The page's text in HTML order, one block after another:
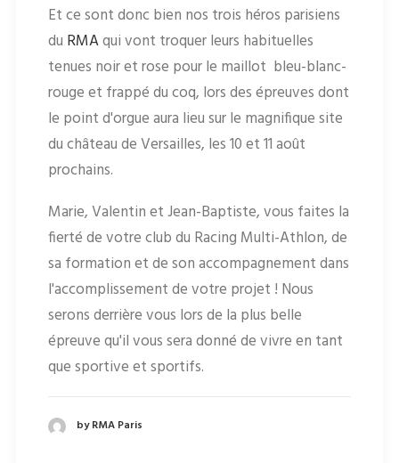
Et ce sont donc bien nos trois héros parisiens
du RMAqui vont troquer leurs habituelles
tenues noir et rose pour le maillot bleu-blanc-
rouge et frappé du coq, lors des épreuves dont
le point d'orgue aura lieu sur le magnifique site
du château de Versailles, les 10 et 11 août
prochains.
Marie, Valentin et Jean-Baptiste, vous faites la
fierté de votre club du Racing Multi-Athlon, de
sa formation et de son accompagnement dans
l'accomplissement de votre projet ! Nous
serons derrière vous lors de la plus belle
épreuve qu'il vous sera donné de vivre en tant
que sportive et sportifs.
by RMA Paris